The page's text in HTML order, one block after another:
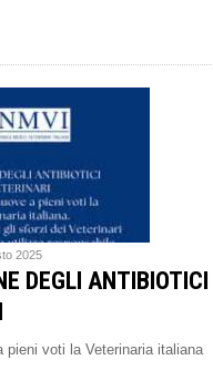
2025
DEGLI ANTIBIOTICI
pieni voti la Veterinaria italiana